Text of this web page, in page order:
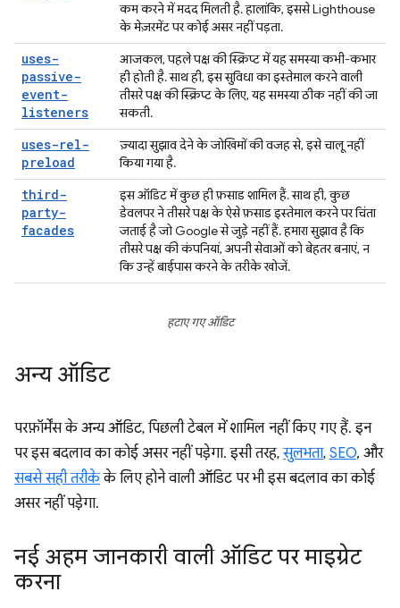
कम करने में मदद मिलती है. हालांकि, इससे Lighthouse
के मेज़रमेंट पर कोई असर नहीं पड़ता.
uses-
passive-
event-
listeners
आजकल, पहले पक्ष की स्क्रिप्ट में यह समस्या कभी-कभार
ही होती है. साथ ही, इस सुविधा का इस्तेमाल करने वाली
तीसरे पक्ष की स्क्रिप्ट के लिए, यह समस्या ठीक नहीं की जा
सकती.
uses-rel-
preload
ज़्यादा सुझाव देने के जोखिमों की वजह से, इसे चालू नहीं
किया गया है.
third-
party-
facades
इस ऑडिट में कुछ ही फ़साड शामिल हैं. साथ ही, कुछ
डेवलपर ने तीसरे पक्ष के ऐसे फ़साड इस्तेमाल करने पर चिंता
जताई है जो Google से जुड़े नहीं हैं. हमारा सुझाव है कि
तीसरे पक्ष की कंपनियां, अपनी सेवाओं को बेहतर बनाएं, न
कि उन्हें बाईपास करने के तरीके खोजें.
हटाए गए ऑडिट
अन्य ऑडिट
परफ़ॉर्मेंस के अन्य ऑडिट, पिछली टेबल में शामिल नहीं किए गए हैं. इन
पर इस बदलाव का कोई असर नहीं पड़ेगा. इसी तरह,सुलभता, SEO, और
सबसे सही तरीकेके लिए होने वाली ऑडिट पर भी इस बदलाव का कोई
असर नहीं पड़ेगा.
नई अहम जानकारी वाली ऑडिट पर माइग्रेट
करना